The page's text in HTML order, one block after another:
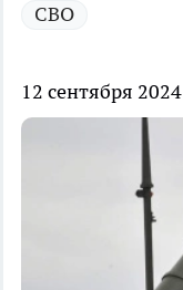
СВО
12 сентября 2024